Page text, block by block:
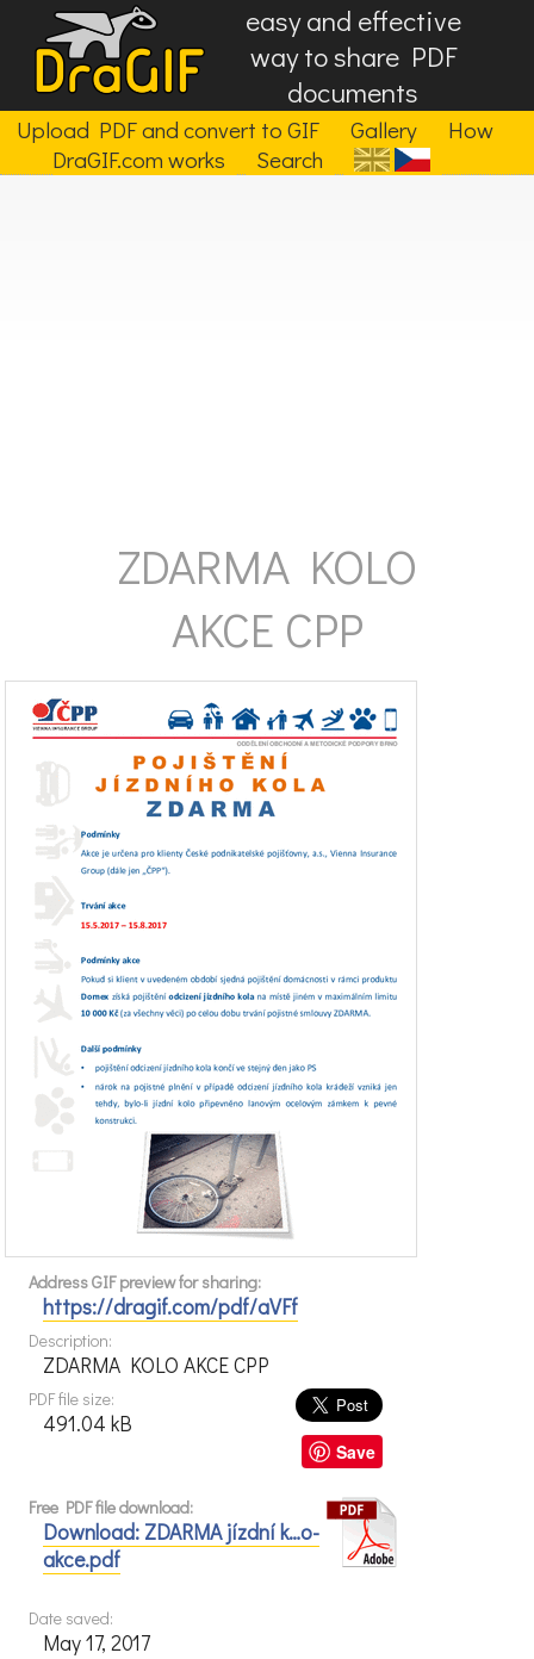
easy and effective
way to share PDF
documents
Upload PDF and convert to GIF Gallery
How
DraGIF.com works
Search
ZDARMA KOLO
AKCE CPP
Address GIF preview for sharing:
https://dragif.com/pdf/aVFf
Description:
ZDARMA KOLO AKCE CPP
Save
PDF file size:
491.04 kB
Free PDF file download:
Download: ZDARMA jízdní k…o-
akce.pdf
Date saved:
May 17, 2017